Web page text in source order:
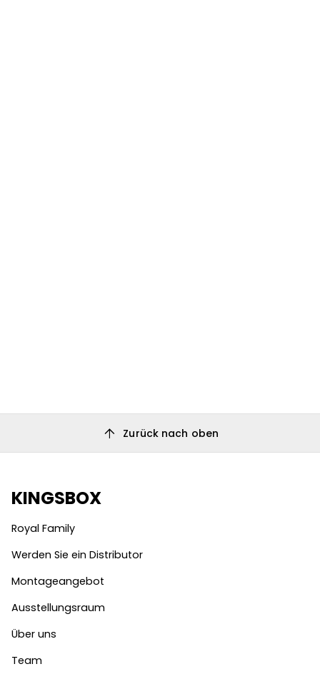
arrow_upward Zurück nach oben
KINGSBOX
Royal Family
Werden Sie ein Distributor
Montageangebot
Ausstellungsraum
Über uns
Team